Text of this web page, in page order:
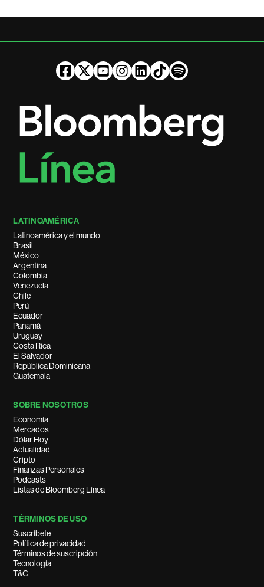
LATINOAMÉRICA
Latinoamérica y el mundo
Brasil
México
Argentina
Colombia
Venezuela
Chile
Perú
Ecuador
Panamá
Uruguay
Costa Rica
El Salvador
República Dominicana
Guatemala
SOBRE NOSOTROS
Economía
Mercados
Dólar Hoy
Actualidad
Cripto
Finanzas Personales
Podcasts
Listas de Bloomberg Línea
TÉRMINOS DE USO
Suscríbete
Política de privacidad
Términos de suscripción
Tecnología
T&C